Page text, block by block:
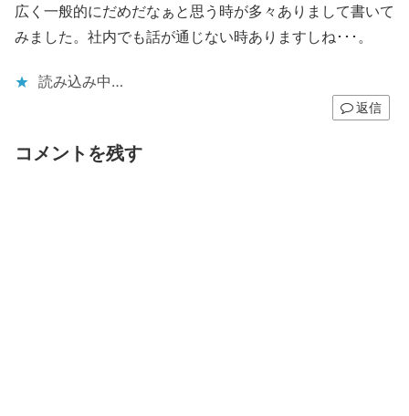
広く一般的にだめだなぁと思う時が多々ありまして書いて
みました。社内でも話が通じない時ありますしね･･･。
読み込み中…
返信
コメントを残す